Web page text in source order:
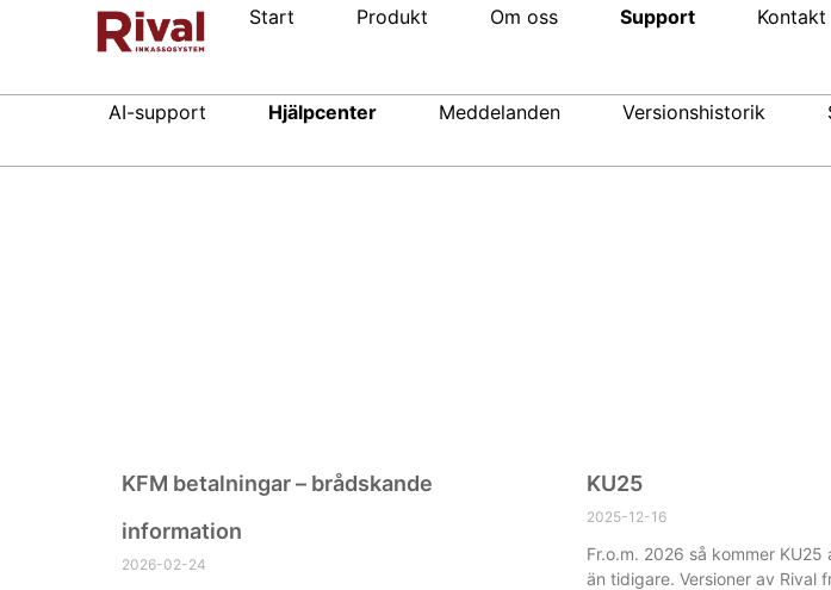
Start Produkt Om oss Support Kontakt
AI-support Hjälpcenter Meddelanden Versionshistorik
KFM betalningar – brådskande
information
2026-02-24
KU25
2025-12-16
Fr.o.m. 2026 så kommer
än tidigare. Versioner av Rival